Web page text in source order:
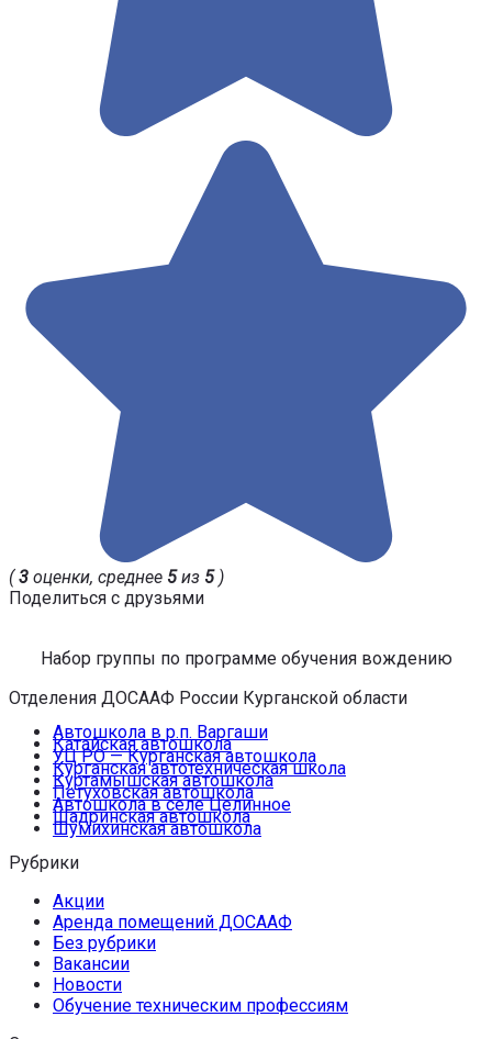
(3 оценки, среднее 5из 5)
Поделиться с друзьями
Набор группы по программе обучения вождению
Отделения ДОСААФ России Курганской области
Автошкола в р.п. Варгаши
Катайская автошкола
УЦ РО — Курганская автошкола
Курганская автотехническая школа
Куртамышская автошкола
Петуховская автошкола
Автошкола в селе Целинное
Шадринская автошкола
Шумихинская автошкола
Рубрики
Акции
Аренда помещений ДОСААФ
Без рубрики
Вакансии
Новости
Обучение техническим профессиям